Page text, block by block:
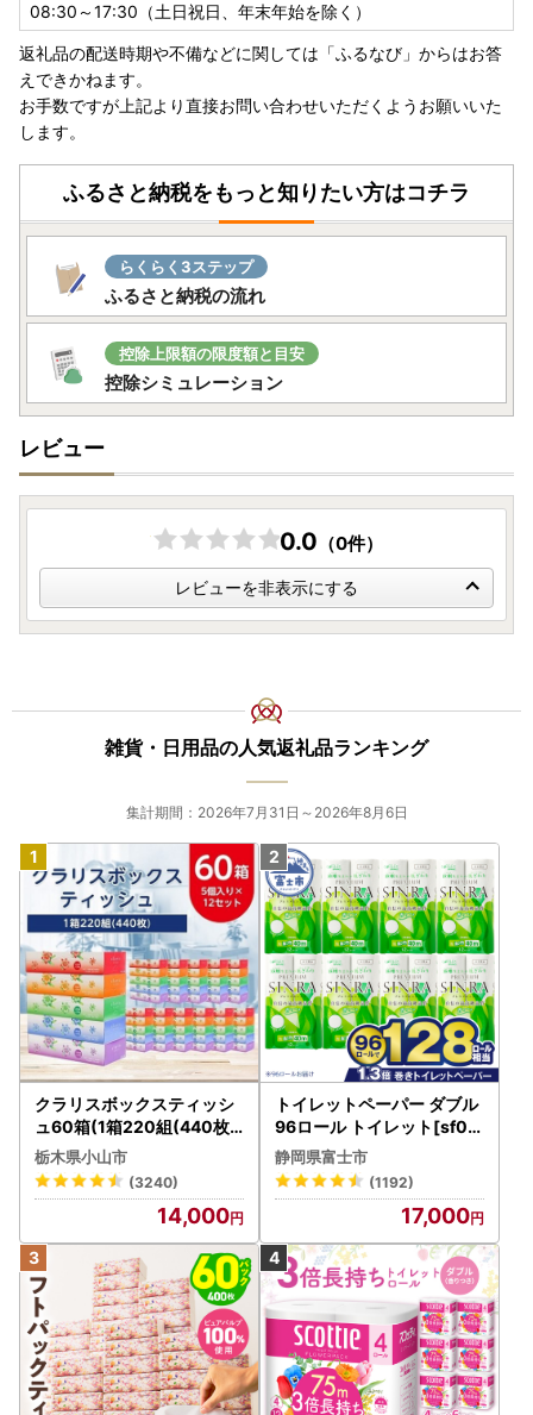
08:30～17:30（土日祝日、年末年始を除く）
返礼品の配送時期や不備などに関しては「ふるなび」からはお答
えできかねます。
お手数ですが上記より直接お問い合わせいただくようお願いいた
します。
ふるさと納税をもっと知りたい方はコチラ
らくらく3ステップ
ふるさと納税の流れ
控除上限額の限度額と目安
控除シミュレーション
レビュー
0.0 （0件）
レビューを非表示にする
雑貨・日用品の人気返礼品ランキング
集計期間：2026年7月31日～2026年8月6日
クラリスボックスティッシ
ュ60箱(1箱220組(440枚))
(5個入り×12セット)【配送
不可地域：離島・沖縄県】
【1256759】
栃木県小山市
(3240)
14,000
トイレットペーパー ダブル
96ロール トイレット[sf00
1-012]
静岡県富士市
(1192)
17,000